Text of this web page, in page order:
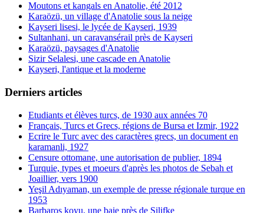
Moutons et kangals en Anatolie, été 2012
Karaözü, un village d'Anatolie sous la neige
Kayseri lisesi, le lycée de Kayseri, 1939
Sultanhani, un caravansérail près de Kayseri
Karaözü, paysages d'Anatolie
Sizir Selalesi, une cascade en Anatolie
Kayseri, l'antique et la moderne
Derniers articles
Etudiants et élèves turcs, de 1930 aux années 70
Français, Turcs et Grecs, régions de Bursa et Izmir, 1922
Ecrire le Turc avec des caractères grecs, un document en
karamanli, 1927
Censure ottomane, une autorisation de publier, 1894
Turquie, types et moeurs d'après les photos de Sebah et
Joaillier, vers 1900
Yeşil Adıyaman, un exemple de presse régionale turque en
1953
Barbaros koyu, une baie près de Silifke